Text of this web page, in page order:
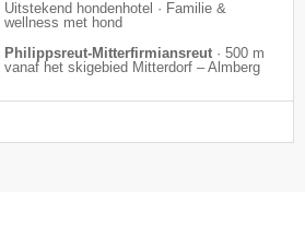
Uitstekend hondenhotel · Familie &
wellness met hond
Philippsreut-Mitterfirmiansreut · 500 m
vanaf het skigebied Mitterdorf – Almberg